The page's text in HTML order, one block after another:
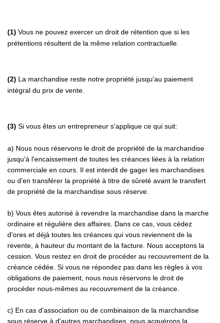
(1) Vous ne pouvez exercer un droit de rétention que si les
prétentions résultent de la même relation contractuelle.
(2) La marchandise reste notre propriété jusqu'au paiement
intégral du prix de vente.
(3) Si vous êtes un entrepreneur s'applique ce qui suit:
a) Nous nous réservons le droit de propriété de la marchandise
jusqu'à l'encaissement de toutes les créances liées à la relation
commerciale en cours. Il est interdit de gager les marchandises
ou d'en transférer la propriété à titre de sûreté avant le transfert
de propriété de la marchandise sous réserve.
b) Vous êtes autorisé à revendre la marchandise dans la marche
ordinaire et régulière des affaires. Dans ce cas, vous cédez
d'ores et déjà toutes les créances qui vous reviennent de la
revente, à hauteur du montant de la facture. Nous acceptons la
cession. Vous restez en droit de procéder au recouvrement de la
créance cédée. Si vous ne répondez pas dans les règles à vos
obligations de paiement, nous nous réservons le droit de
procéder nous-mêmes au recouvrement de la créance.
c) En cas d'association ou de combinaison de la marchandise
sous réserve à d'autres marchandises, nous acquérons la